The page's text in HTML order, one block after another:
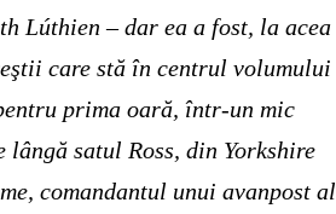
Lúthien – dar ea a fost, la acea
care stă în centrul volumului
prima oară, într-un mic
satul Ross, din Yorkshire
comandantul unui avanpost al